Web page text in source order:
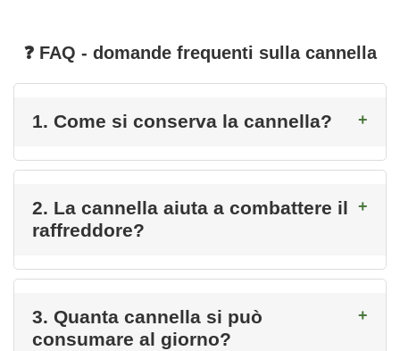
❓ FAQ - domande frequenti sulla cannella
1. Come si conserva la cannella?
2. La cannella aiuta a combattere il
raffreddore?
3. Quanta cannella si può
consumare al giorno?